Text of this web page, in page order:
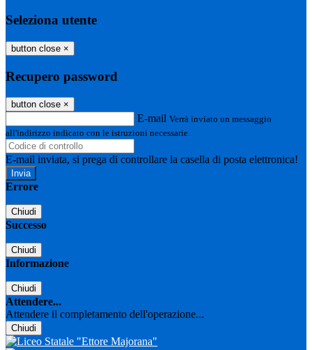
Seleziona utente
button close ×
Recupero password
button close ×
E-mail Verrà inviato un messaggio
all'indirizzo indicato con le istruzioni necessarie.
E-mail inviata, si prega di controllare la casella di posta elettronica!
Errore
Chiudi
Successo
Chiudi
Informazione
Chiudi
Attendere...
Attendere il completamento dell'operazione...
Chiudi